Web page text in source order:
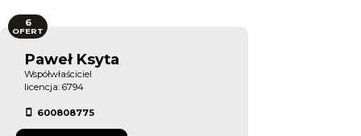
Paweł Ksyta
Współwłaściciel
licencja: 6794
600808775
6
OFERT